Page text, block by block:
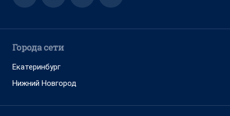
Города сети
Екатеринбург
Нижний Новгород